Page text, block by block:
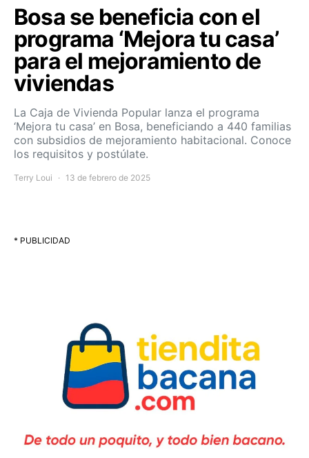
Bosa se beneficia con el
programa ‘Mejora tu casa’
para el mejoramiento de
viviendas
La Caja de Vivienda Popular lanza el programa
‘Mejora tu casa’ en Bosa, beneficiando a 440 familias
con subsidios de mejoramiento habitacional. Conoce
los requisitos y postúlate.
Terry Loui 13 de febrero de 2025
* PUBLICIDAD